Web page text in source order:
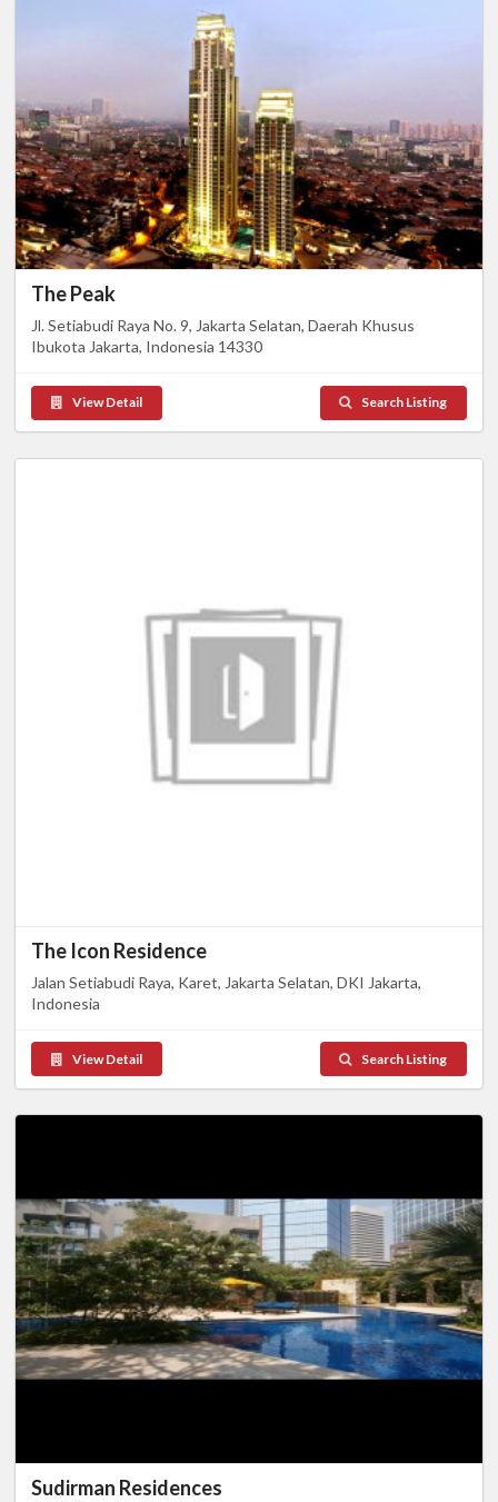
The Peak
Jl. Setiabudi Raya No. 9, Jakarta Selatan, Daerah Khusus
Ibukota Jakarta, Indonesia 14330
View Detail Search Listing
The Icon Residence
Jalan Setiabudi Raya, Karet, Jakarta Selatan, DKI Jakarta,
Indonesia
View Detail Search Listing
Sudirman Residences